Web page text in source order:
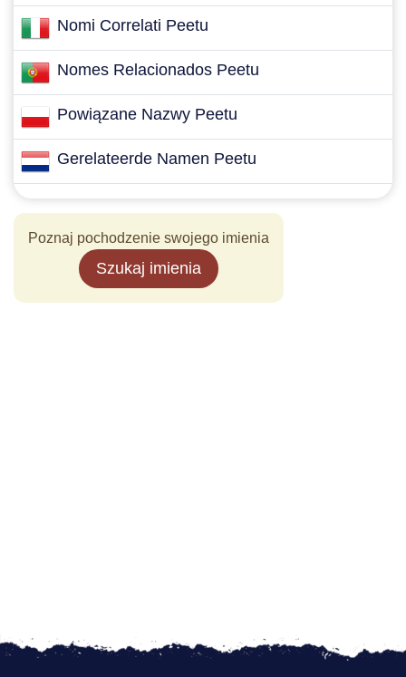
Nomi Correlati Peetu
Nomes Relacionados Peetu
Powiązane Nazwy Peetu
Gerelateerde Namen Peetu
Poznaj pochodzenie swojego imienia
Szukaj imienia